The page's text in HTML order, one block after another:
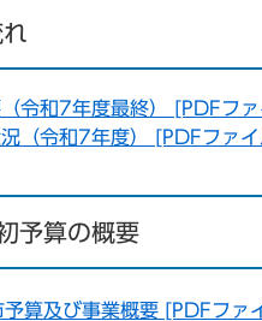
令和7年度最終） [PDFフ
（令和7年度） [PDFファ
予算の概要
予算及び事業概要 [PDFファ